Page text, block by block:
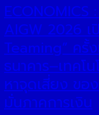
ECONOMICS
AIGW 2026 เ
Teaming” ครั้
ธนาคาร–เทคโ
หาจุดเสี่ยง ขอ
มั่นภาคการเงิน